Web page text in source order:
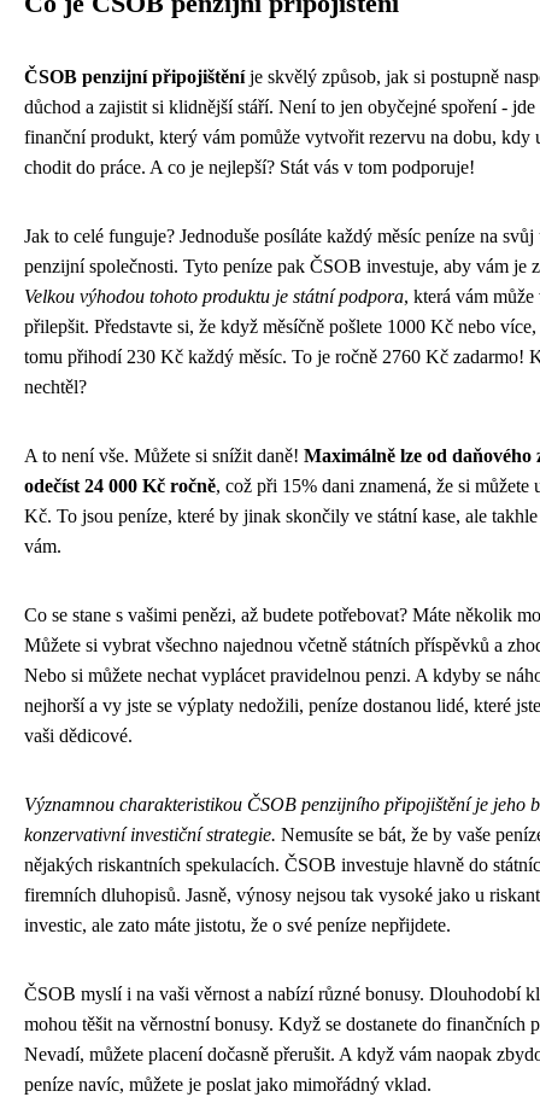
ČSOB penzijní připojištěníje skvělý způsob, jak si postupně
důchod a zajistit si klidnější stáří. Není to jen obyčejné spoření -
finanční produkt, který vám pomůže vytvořit rezervu na dobu, kdy
chodit do práce. A co je nejlepší? Stát vás v tom podporuje!
Jak to celé funguje? Jednoduše posíláte každý měsíc peníze na
penzijní společnosti. Tyto peníze pak ČSOB investuje, aby vám je
Velkou výhodou tohoto produktu je státní podpora, která vám může
přilepšit. Představte si, že když měsíčně pošlete 1000 Kč nebo
tomu přihodí 230 Kč každý měsíc. To je ročně 2760 Kč zadarmo!
nechtěl?
A to není vše. Můžete si snížit daně! Maximálně lze od daňového
odečíst 24 000 Kč ročně, což při 15% dani znamená, že si můžete
Kč. To jsou peníze, které by jinak skončily ve státní kase, ale
vám.
Co se stane s vašimi penězi, až budete potřebovat? Máte několik
Můžete si vybrat všechno najednou včetně státních příspěvků a
Nebo si můžete nechat vyplácet pravidelnou penzi. A kdyby se
nejhorší a vy jste se výplaty nedožili, peníze dostanou lidé, které
vaši dědicové.
Významnou charakteristikou ČSOB penzijního připojištění je jeho
konzervativní investiční strategie. Nemusíte se bát, že by vaše
nějakých riskantních spekulacích. ČSOB investuje hlavně do
firemních dluhopisů. Jasně, výnosy nejsou tak vysoké jako u
investic, ale zato máte jistotu, že o své peníze nepřijdete.
ČSOB myslí i na vaši věrnost a nabízí různé bonusy. Dlouhodobí
mohou těšit na věrnostní bonusy. Když se dostanete do finančních
Nevadí, můžete placení dočasně přerušit. A když vám naopak
peníze navíc, můžete je poslat jako mimořádný vklad.